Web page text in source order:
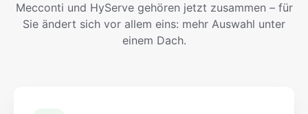
Mecconti und HyServe gehören jetzt zusammen – für
Sie ändert sich vor allem eins: mehr Auswahl unter
einem Dach.